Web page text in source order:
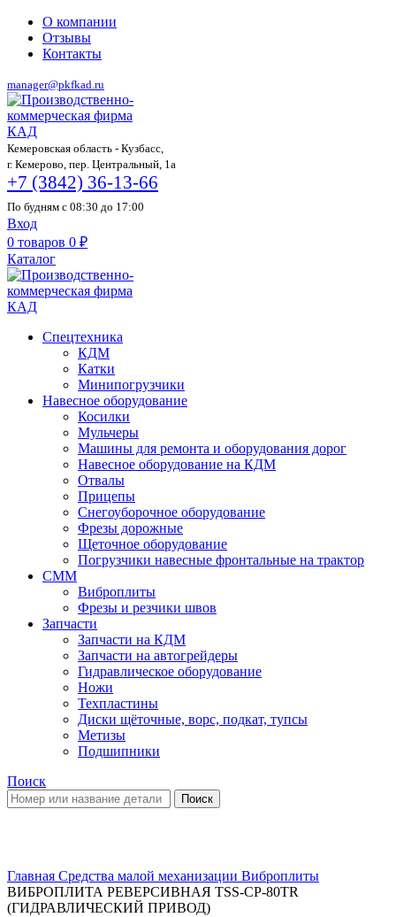
О компании
Отзывы
Контакты
manager@pkfkad.ru
Кемеровская область - Кузбасс,
г. Кемерово, пер. Центральный, 1а
+7 (3842) 36-13-66
По будням с 08:30 до 17:00
Вход
0 товаров 0 ₽
Каталог
Спецтехника
КДМ
Катки
Минипогрузчики
Навесное оборудование
Косилки
Мульчеры
Машины для ремонта и оборудования дорог
Навесное оборудование на КДМ
Отвалы
Прицепы
Снегоуборочное оборудование
Фрезы дорожные
Щеточное оборудование
Погрузчики навесные фронтальные на трактор
СММ
Виброплиты
Фрезы и резчики швов
Запчасти
Запчасти на КДМ
Запчасти на автогрейдеры
Гидравлическое оборудование
Ножи
Техпластины
Диски щёточные, ворс, подкат, тупсы
Метизы
Подшипники
Поиск
Поиск
Главная Средства малой механизации Виброплиты
ВИБРОПЛИТА РЕВЕРСИВНАЯ TSS-CP-80TR
(ГИДРАВЛИЧЕСКИЙ ПРИВОД)